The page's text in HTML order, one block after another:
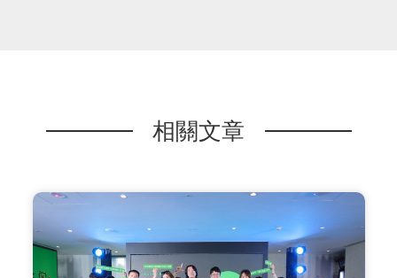
相關文章